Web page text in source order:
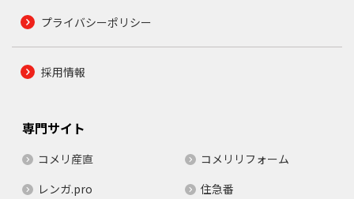
プライバシーポリシー
採用情報
専門サイト
コメリ産直
コメリリフォーム
レンガ.pro
住急番